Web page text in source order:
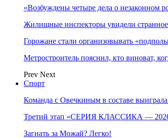
«Возбуждены четыре дела о незаконном
Жилищные инспекторы увидели странное
Горожане стали организовывать
Метростроитель пояснил, кто виноват,
Prev Next
Спорт
Команда с Овечкиным в составе
Третий этап «СЕРИЯ КЛАССИКА —
Загнать за Можай? Легко!